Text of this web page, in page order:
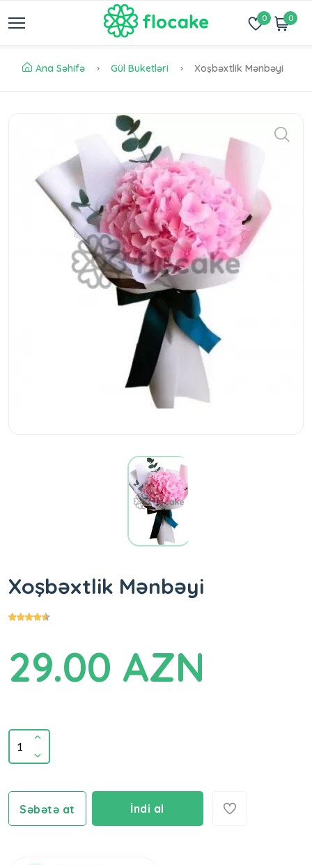
0 0
Ana Səhifə Gül Buketləri Xoşbəxtlik Mənbəyi
Xoşbəxtlik Mənbəyi
29.00 AZN
Səbətə at İndi al